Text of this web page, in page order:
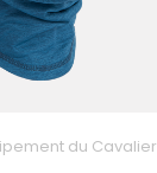
du Cavalier